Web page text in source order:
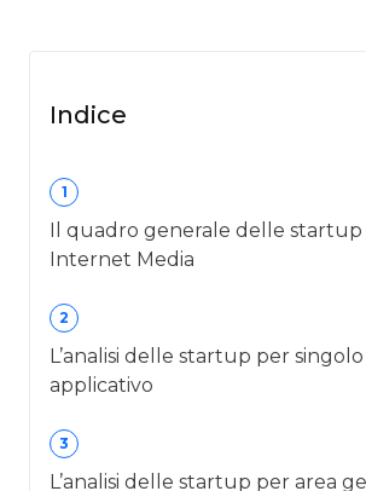
Indice
1
Il quadro generale delle startup
Internet Media
2
L’analisi delle startup per
applicativo
3
L’analisi delle startup per area